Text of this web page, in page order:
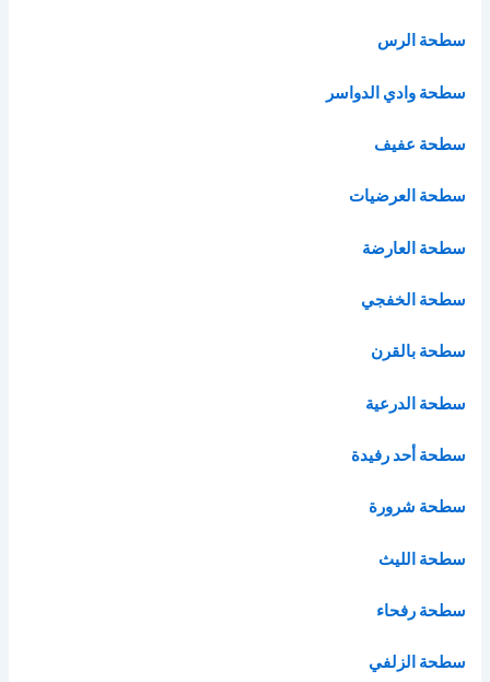
سطحة الرس
سطحة وادي الدواسر
سطحة عفيف
سطحة العرضيات
سطحة العارضة
سطحة الخفجي
سطحة بالقرن
سطحة الدرعية
سطحة أحد رفيدة
سطحة شرورة
سطحة الليث
سطحة رفحاء
سطحة الزلفي